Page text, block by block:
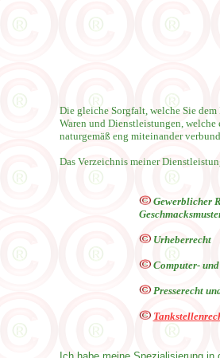
Die gleiche Sorgfalt, welche Sie
Waren und Dienstleistungen, welche
naturgemäß eng miteinander
Das Verzeichnis meiner
Gewerblicher
Urheberrecht
Computer-
Presserecht